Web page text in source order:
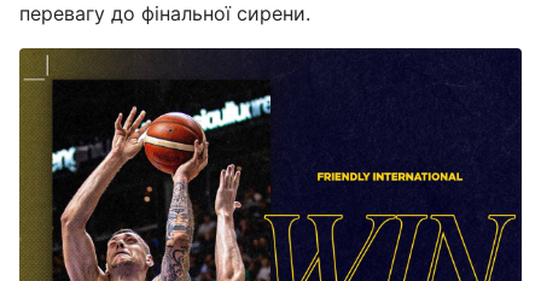
перевагу до фінальної сирени.